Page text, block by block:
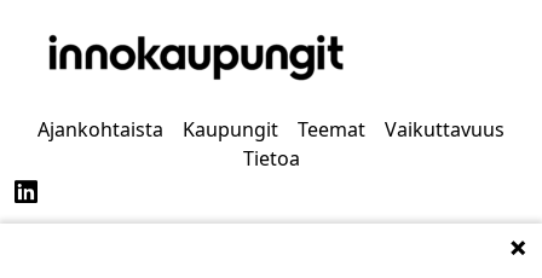
Ajankohtaista Kaupungit Teemat
Vaikuttavuus
Tietoa